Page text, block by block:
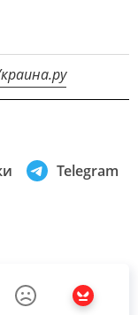
Telegram